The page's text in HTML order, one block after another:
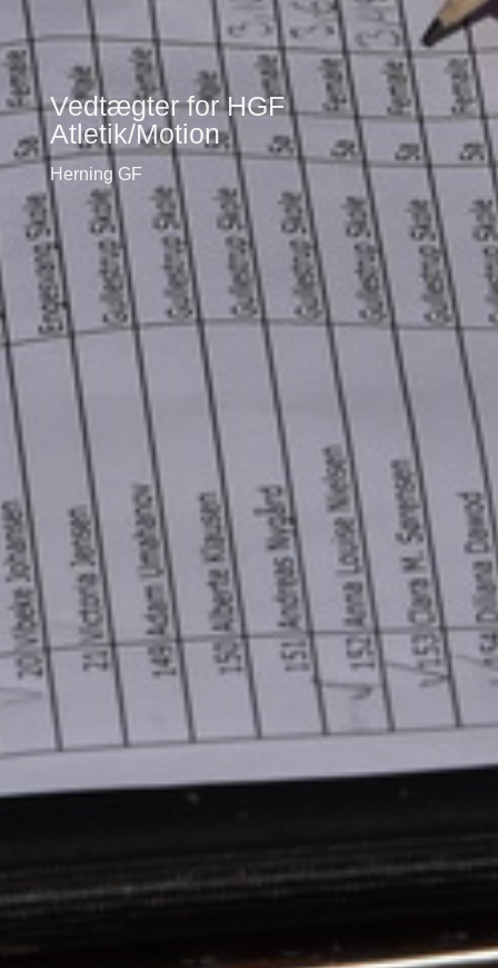
Vedtægter for HGF
Atletik/Motion
Herning GF